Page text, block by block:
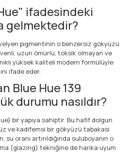
ifadesindeki
gelmektedir?
pigmentinin o benzersiz gökyüzü
uzun ömürlü, toksik olmayan ve
yüksek kaliteli modern formülüyle
ifade eder.
Blue Hue 139
durumu nasıldır?
bir yapıya sahiptir. Bu hafif dolgun
ve kadifemsi bir gökyüzü tabakası
oranı artırıldığında suluboyanın o
(glazing) tekniğine de harika uyum